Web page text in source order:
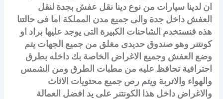
ان لدينا سيارات من نوع دينا نقل عفش بجدة لنقل
العفش داخل جدة والى جميع مدن المملكة اما فى حالتنا
هذه فنستخدم الشاحنات الكبيرة التى يوجد عليها براد او
كونتنر وهو صندوق حديدى مغلق من جميع الجهات يتم
وضع العفش وجميع الاغراض الخاصة بك داخله بطرق
احترافية تحافظ عليه من مطبات الطرق ومن الشمس
والهواء والاتربة ويتم رص جميع محتويات الاثاث
والاغراض داخل هذا الكونتنر على يد افضل العمالة